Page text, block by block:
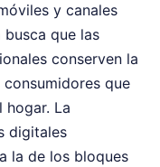
y canales
que las
conserven la
que
hogar. La
digitales
la de los bloques